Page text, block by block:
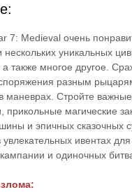
7: Medieval очень
нескольких уникальных
также многое другое.
разным
маневрах. Стройте
прикольные магические
и эпичных сказочных
увлекательных ивентах
и одиночных